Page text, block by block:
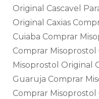
Original Cascavel
Original Caxias
Cuiaba Comprar
Comprar
Misoprostol Original
Guaruja Comprar
Comprar